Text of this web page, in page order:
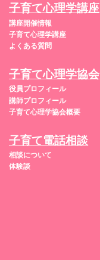
子育て心理学講座
講座開催情報
子育て心理学講座
よくある質問
子育て心理学協会
役員プロフィール
講師プロフィール
子育て心理学協会概要
子育て電話相談
相談について
体験談